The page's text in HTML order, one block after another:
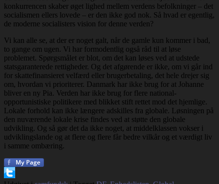
konkurrencen skaber øget lighed mellem verdens befolkninger – det
socialismen ellers lovede – er den ikke god nok. Så hvad er egentlig,
de moderne socialisters vision for denne verden?
Vi kan alle se, at der er noget galt, når de gamle kun kommer i bad,
to gange om ugen. Vi har formodentlig også råd til at løse
problemet. Spørgsmålet er blot, om det kan løses ved at udstede
statsgaranterede rettigheder. Og det afgørende er ikke, om vi går ind
for skattefinansieret velfærd eller brugerbetaling, det hele drejer sig
om, hvordan vi prioriterer. Danmark har ikke brug for at Johanne
bliver en ny Pia. Verden har ikke brug for flere national-
opportunistiske politikere med blikket stift rettet mod det hjemlige.
Lokale forhold kan ikke længere adskilles fra globale. Løsningen på
den nuværende lokale krise findes ved at støtte den globale
udvikling. Og så gør det da ikke noget, at middelklassen vokser i
udviklingslande og at flere og flere får bedre vilkår og et værdigt liv
i samme ombæring.